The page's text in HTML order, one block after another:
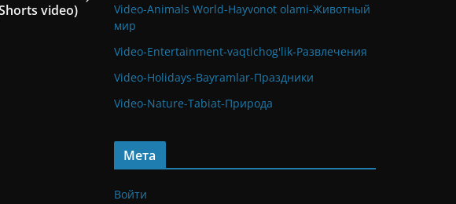
video)
Video-Animals World-Hayvonot olami-Животный
мир
Video-Entertainment-vaqtichog'lik-Развлечения
Video-Holidays-Bayramlar-Праздники
Video-Nature-Tabiat-Природа
Мета
Войти